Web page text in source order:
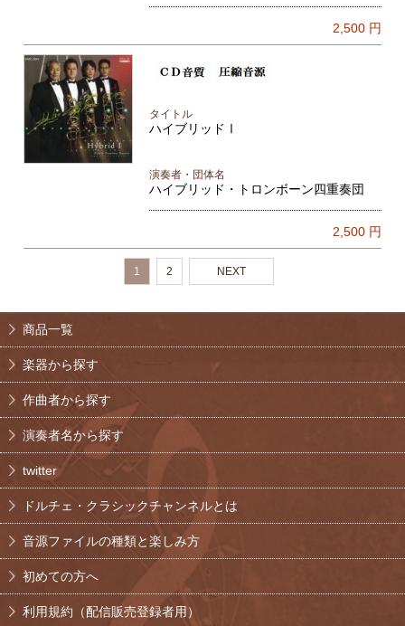
2,500円
タイトル
ハイブリッドⅠ
演奏者・団体名
ハイブリッド・トロンボーン四重奏団
2,500円
1 2 NEXT
商品一覧
楽器から探す
作曲者から探す
演奏者名から探す
twitter
ドルチェ・クラシックチャンネルとは
音源ファイルの種類と楽しみ方
初めての方へ
利用規約（配信販売登録者用）